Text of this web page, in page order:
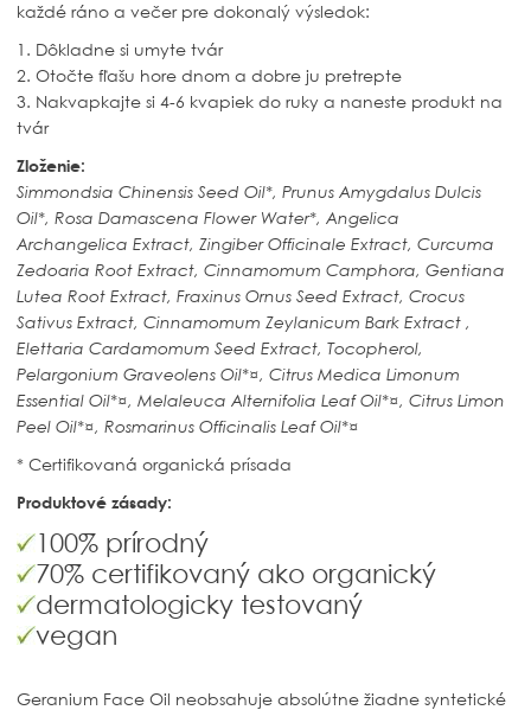
každé ráno a večer pre dokonalý výsledok:
1. Dôkladne si umyte tvár
2. Otočte fľašu hore dnom a dobre ju pretrepte
3. Nakvapkajte si 4-6 kvapiek do ruky a naneste produkt na
tvár
Zloženie:
Simmondsia Chinensis Seed Oil*, Prunus Amygdalus Dulcis
Oil*, Rosa Damascena Flower Water*, Angelica
Archangelica Extract, Zingiber Officinale Extract, Curcuma
Zedoaria Root Extract, Cinnamomum Camphora, Gentiana
Lutea Root Extract, Fraxinus Ornus Seed Extract, Crocus
Sativus Extract, Cinnamomum Zeylanicum Bark Extract ,
Elettaria Cardamomum Seed Extract, Tocopherol,
Pelargonium Graveolens Oil*¤, Citrus Medica Limonum
Essential Oil*¤, Melaleuca Alternifolia Leaf Oil*¤, Citrus Limon
Peel Oil*¤, Rosmarinus Officinalis Leaf Oil*¤
* Certifikovaná organická prísada
Produktové zásady:
100% prírodný
70% certifikovaný ako organický
dermatologicky testovaný
vegan
Geranium Face Oil neobsahuje absolútne žiadne syntetické